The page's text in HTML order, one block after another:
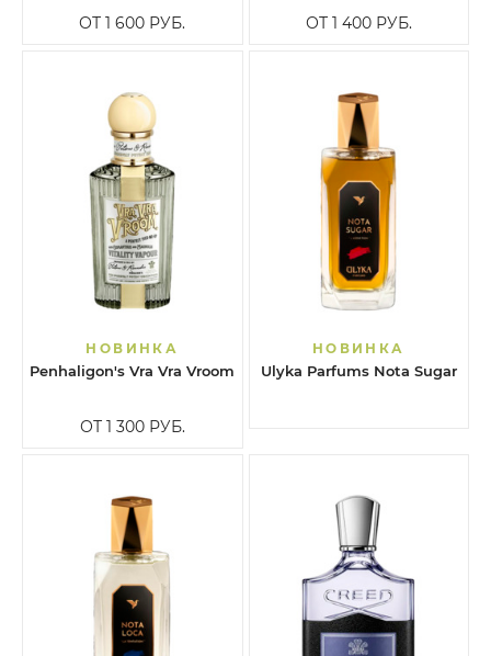
ОТ 1 600 РУБ. ОТ 1 400 РУБ.
НОВИНКА
Penhaligon's Vra Vra Vroom
ОТ 1 300 РУБ.
НОВИНКА
Ulyka Parfums Nota Sugar